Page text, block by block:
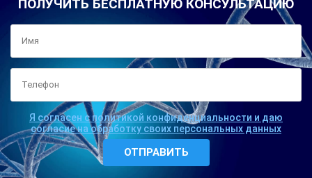
ПОЛУЧИТЬ БЕСПЛАТНУЮ КОНСУЛЬТАЦИЮ
Я согласен с политикой конфиденциальности и даю
согласие на обработку своих персональных данных